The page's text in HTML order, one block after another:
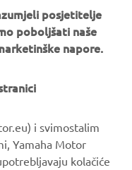
new suspension
– all added to
features that have
deserve their
posjetitelje
poboljšati naše
napore.
i svimostalim
Yamaha Motor
kolačiće